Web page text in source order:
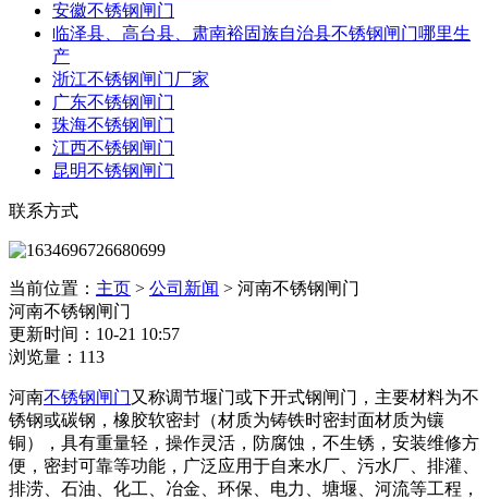
安徽不锈钢闸门
临泽县、高台县、肃南裕固族自治县不锈钢闸门哪里生
产
浙江不锈钢闸门厂家
广东不锈钢闸门
珠海不锈钢闸门
江西不锈钢闸门
昆明不锈钢闸门
联系方式
当前位置： 主页 > 公司新闻 > 河南不锈钢闸门
河南不锈钢闸门
更新时间：10-21 10:57
浏览量：113
河南不锈钢闸门 又称调节堰门或下开式钢闸门，主要材料为不
锈钢或碳钢，橡胶软密封（材质为铸铁时密封面材质为镶
铜），具有重量轻，操作灵活，防腐蚀，不生锈，安装维修方
便，密封可靠等功能，广泛应用于自来水厂、污水厂、排灌、
排涝、石油、化工、冶金、环保、电力、塘堰、河流等工程，